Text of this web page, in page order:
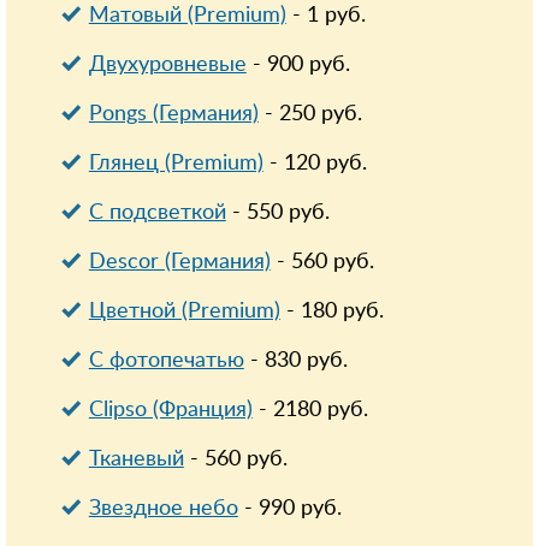
Матовый (Premium) - 1руб.
Двухуровневые - 900руб.
Pongs (Германия) - 250руб.
Глянец (Premium) - 120руб.
С подсветкой- 550руб.
Descor (Германия) - 560руб.
Цветной (Premium) - 180руб.
С фотопечатью- 830руб.
Clipso (Франция) - 2180руб.
Тканевый- 560руб.
Звездное небо- 990руб.